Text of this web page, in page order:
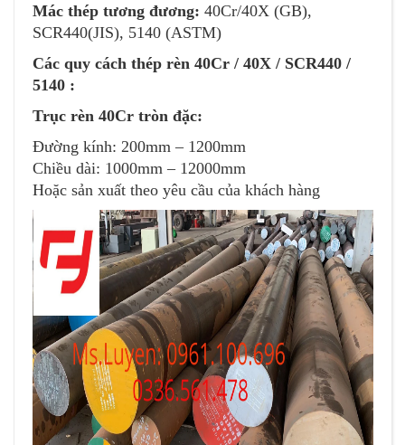
Mác thép tương đương: 40Cr/40X (GB),
SCR440(JIS), 5140 (ASTM)
Các quy cách thép rèn 40Cr / 40X / SCR440 /
5140 :
Trục rèn 40Cr tròn đặc:
Đường kính: 200mm – 1200mm
Chiều dài: 1000mm – 12000mm
Hoặc sản xuất theo yêu cầu của khách hàng